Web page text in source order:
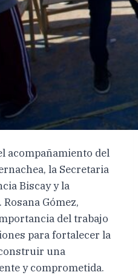
acompañamiento del
la Secretaria
Biscay y la
Gómez,
del trabajo
para fortalecer la
una
y comprometida.